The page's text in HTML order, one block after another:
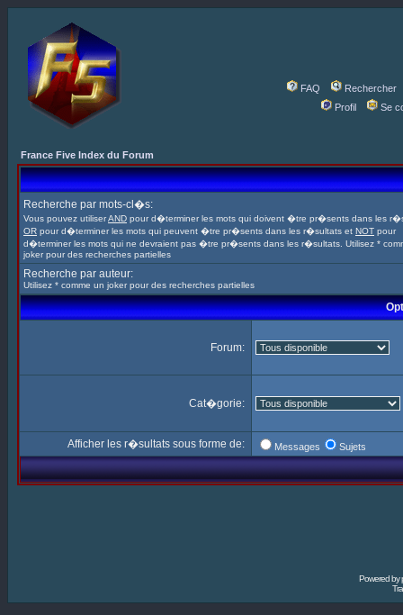
FAQ
Rechercher
Profil
Se
France Five Index du Forum
Recherche par mots-cl�s:
Vous pouvez utiliserAND pour d�terminer les mots qui doivent �tre pr�sents dans les
OR pour d�terminer les mots qui peuvent �tre pr�sents dans les r�sultats et NOT pour
d�terminer les mots qui ne devraient pas �tre pr�sents dans les r�sultats. Utilisez *
joker pour des recherches partielles
Recherche par auteur:
Utilisez * comme un joker pour des recherches partielles
Forum:
Cat�gorie:
Afficher les r�sultats sous forme de: Messages Sujets
Powered by